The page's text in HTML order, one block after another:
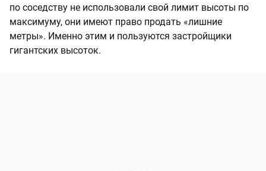
по соседству не использовали свой лимит высоты по
максимуму, они имеют право продать «лишние
метры». Именно этим и пользуются застройщики
гигантских высоток.